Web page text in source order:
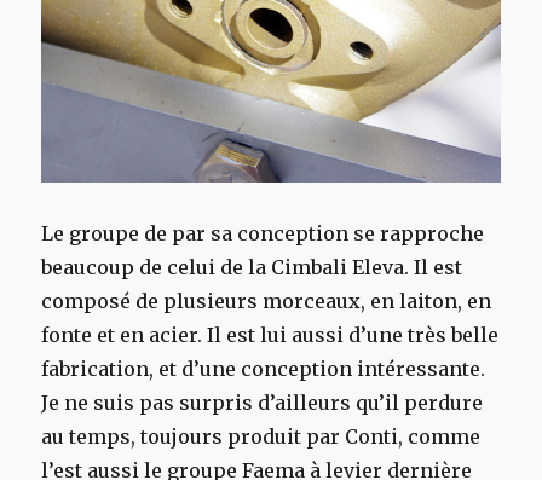
Le groupe de par sa conception se rapproche
beaucoup de celui de la Cimbali Eleva. Il est
composé de plusieurs morceaux, en laiton, en
fonte et en acier. Il est lui aussi d’une très belle
fabrication, et d’une conception intéressante.
Je ne suis pas surpris d’ailleurs qu’il perdure
au temps, toujours produit par Conti, comme
l’est aussi le groupe Faema à levier dernière